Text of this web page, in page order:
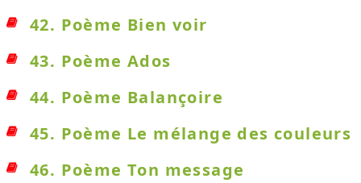
42. Poème Bien voir
43. Poème Ados
44. Poème Balançoire
45. Poème Le mélange des couleurs
46. Poème Ton message